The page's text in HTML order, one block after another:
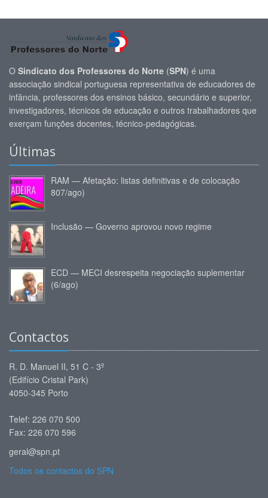
O Sindicato dos Professores do Norte (SPN) é uma
associação sindical portuguesa representativa de educadores de
infância, professores dos ensinos básico, secundário e superior,
investigadores, técnicos de educação e outros trabalhadores que
exerçam funções docentes, técnico-pedagógicas.
Últimas
RAM — Afetação: listas definitivas e de colocação
807/ago)
Inclusão — Governo aprovou novo regime
ECD — MECI desrespeita negociação suplementar
(6/ago)
Contactos
R. D. Manuel II, 51 C - 3º
(Edifício Cristal Park)
4050-345 Porto
Telef: 226 070 500
Fax: 226 070 596
geral@spn.pt
Todos os contactos do SPN